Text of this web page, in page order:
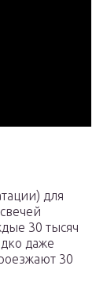
для
30 тысяч
даже
30